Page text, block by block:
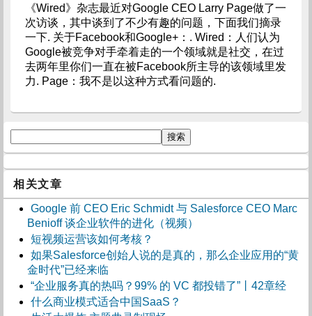
《Wired》杂志最近对Google CEO Larry Page做了一
次访谈，其中谈到了不少有趣的问题，下面我们摘录
一下. 关于Facebook和Google+：. Wired：人们认为
Google被竞争对手牵着走的一个领域就是社交，在过
去两年里你们一直在被Facebook所主导的该领域里发
力. Page：我不是以这种方式看问题的.
相关文章
Google 前 CEO Eric Schmidt 与 Salesforce CEO Marc
Benioff 谈企业软件的进化（视频）
短视频运营该如何考核？
如果Salesforce创始人说的是真的，那么企业应用的“黄
金时代”已经来临
“企业服务真的热吗？99% 的 VC 都投错了”丨42章经
什么商业模式适合中国SaaS？